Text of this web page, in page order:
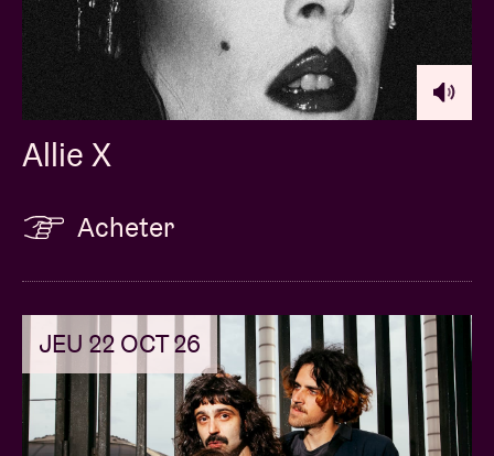
Allie X
Acheter
JEU 22 OCT 26